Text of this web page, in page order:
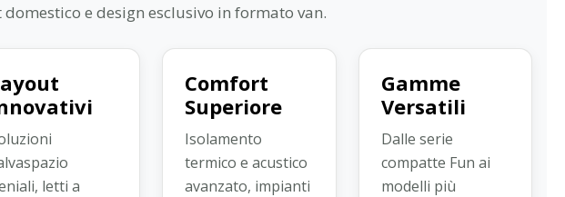
e design esclusivo in formato van.
letti a
Comfort
Superiore
Isolamento
termico e acustico
avanzato, impianti
Gamme
Versatili
Dalle serie
compatte Fun ai
modelli più